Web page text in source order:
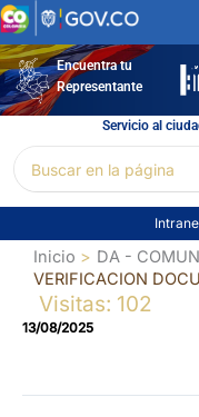
Ir
al
contenidoEncuentra tu
Representante
Servicio al
por:
Inicio
DA -
VERIFICACION
Visitas: 102
13/08/2025